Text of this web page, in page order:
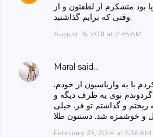
بود متشکرم از لطفتون و از
وقتی که برایم گذاشتید.
August 16, 2011 at 2:45 AM
Maral said…
با یه واریاسیون از خودم.
توی یه ظرف دیگه و
و گذاشتم تو فر. خیلی
February 23, 2014 at 5:36 AM